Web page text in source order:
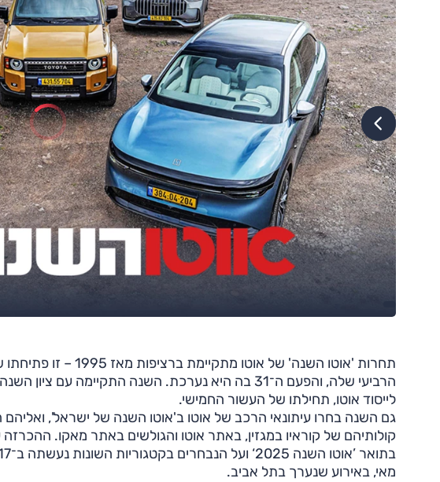
תחרות 'אוטו השנה' של אוטו מתקיימת
לייסוד אוטו, תחילתו של העשור החמישי.
גם השנה בחרו עיתונאי הרכב של אוטו ב'אוטו השנה של ישראל', ואליהם
קולותיהם של קוראיו במגזין, באתר אוטו והגולשים באתר מאקו. ההכרזה
מאי, באירוע שנערך בתל אביב.